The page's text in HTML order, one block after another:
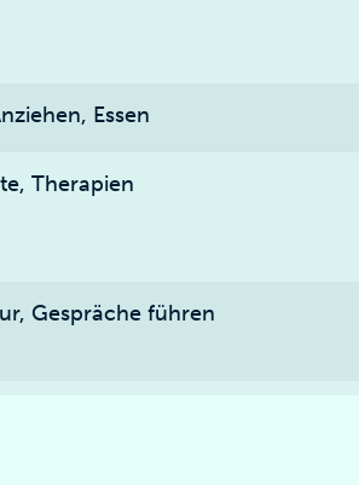
Essen
Therapien
Gespräche führen